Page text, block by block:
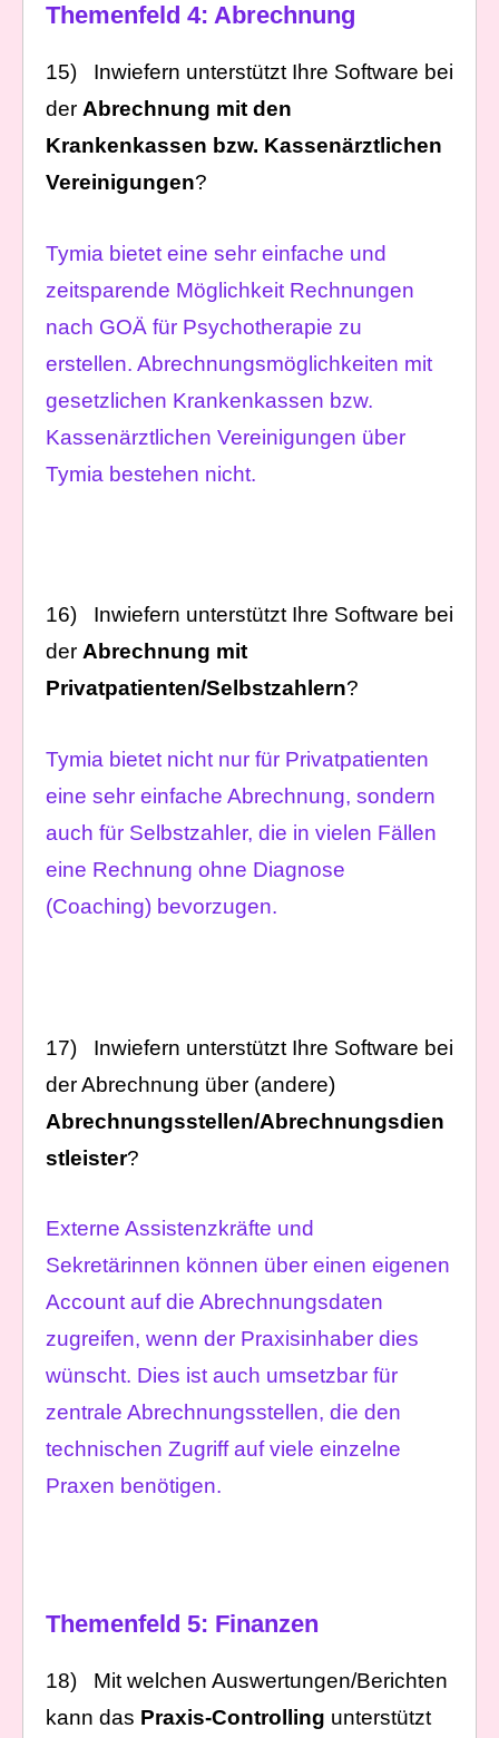
Themenfeld 4: Abrechnung
15) Inwiefern unterstützt Ihre Software bei
der Abrechnung mit den
Krankenkassen bzw. Kassenärztlichen
Vereinigungen?
Tymia bietet eine sehr einfache und
zeitsparende Möglichkeit Rechnungen
nach GOÄ für Psychotherapie zu
erstellen. Abrechnungsmöglichkeiten mit
gesetzlichen Krankenkassen bzw.
Kassenärztlichen Vereinigungen über
Tymia bestehen nicht.
16) Inwiefern unterstützt Ihre Software bei
der Abrechnung mit
Privatpatienten/Selbstzahlern?
Tymia bietet nicht nur für Privatpatienten
eine sehr einfache Abrechnung, sondern
auch für Selbstzahler, die in vielen Fällen
eine Rechnung ohne Diagnose
(Coaching) bevorzugen.
17) Inwiefern unterstützt Ihre Software bei
der Abrechnung über (andere)
Abrechnungsstellen/Abrechnungsdien
stleister?
Externe Assistenzkräfte und
Sekretärinnen können über einen eigenen
Account auf die Abrechnungsdaten
zugreifen, wenn der Praxisinhaber dies
wünscht. Dies ist auch umsetzbar für
zentrale Abrechnungsstellen, die den
technischen Zugriff auf viele einzelne
Praxen benötigen.
Themenfeld 5: Finanzen
18) Mit welchen Auswertungen/Berichten
kann das Praxis-Controlling unterstützt